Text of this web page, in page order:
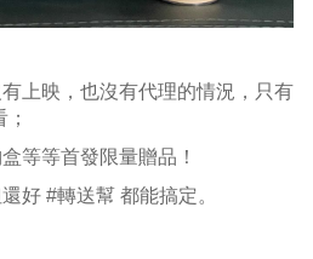
上映，也沒有代理的情況，只有
等等首發限量贈品！
好 #轉送幫 都能搞定。